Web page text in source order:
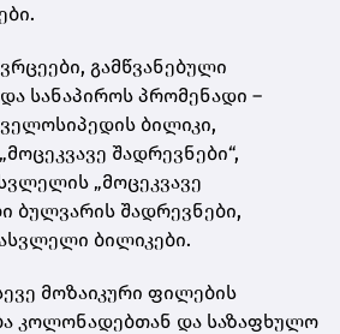
გამწვანებული
სანაპიროს პრომენადი –
ბილიკი,
შადრევნები“,
„მოცეკვავე
ბულვარის შადრევნები,
ბილიკები.
მოზაიკური ფილების
კოლონადებთან და საზაფხულო